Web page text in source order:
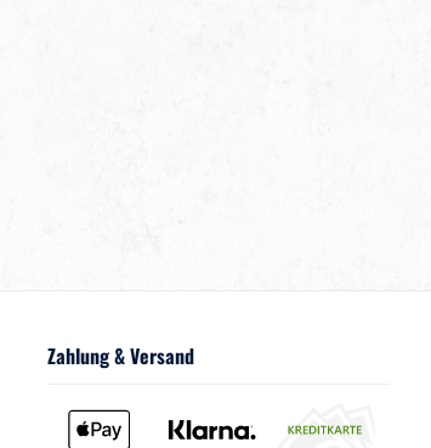
Zahlung & Versand